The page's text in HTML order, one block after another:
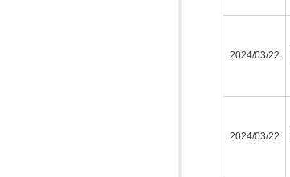
2024/03/22
2024/03/22